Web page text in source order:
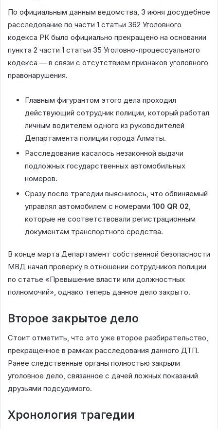
По официальным данным ведомства, 3 июня досудебное
расследование по части 1 статьи 362 Уголовного
кодекса РК было официально прекращено на основании
пункта 2 части 1 статьи 35 Уголовно-процессуального
кодекса — в связи с отсутствием признаков уголовного
правонарушения.
Главным фигурантом этого дела проходил
действующий сотрудник полиции, который работал
личным водителем одного из руководителей
Департамента полиции города Алматы.
Расследование касалось незаконной выдачи
подложных государственных автомобильных
номеров.
Сразу после трагедии выяснилось, что обвиняемый
управлял автомобилем с номерами 100 QR 02
которые не соответствовали регистрационным
документам транспортного средства.
В конце марта Департамент собственной безопасности
МВД начал проверку в отношении сотрудников полиции
по статье «Превышение власти или должностных
полномочий», однако теперь данное дело закрыто.
Второе закрытое дело
Стоит отметить, что это уже второе разбирательство,
прекращенное в рамках расследования данного ДТП.
Ранее следственные органы полностью закрыли
уголовное дело, связанное с дачей ложных показаний
друзьями подсудимого.
Хронология трагедии